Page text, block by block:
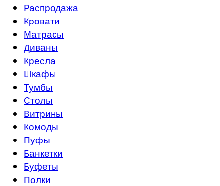
Распродажа
Кровати
Матрасы
Диваны
Кресла
Шкафы
Тумбы
Столы
Витрины
Комоды
Пуфы
Банкетки
Буфеты
Полки